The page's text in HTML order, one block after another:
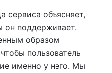
сервиса объясняет,
он поддерживает.
образом
пользователь
именно у него. Мы